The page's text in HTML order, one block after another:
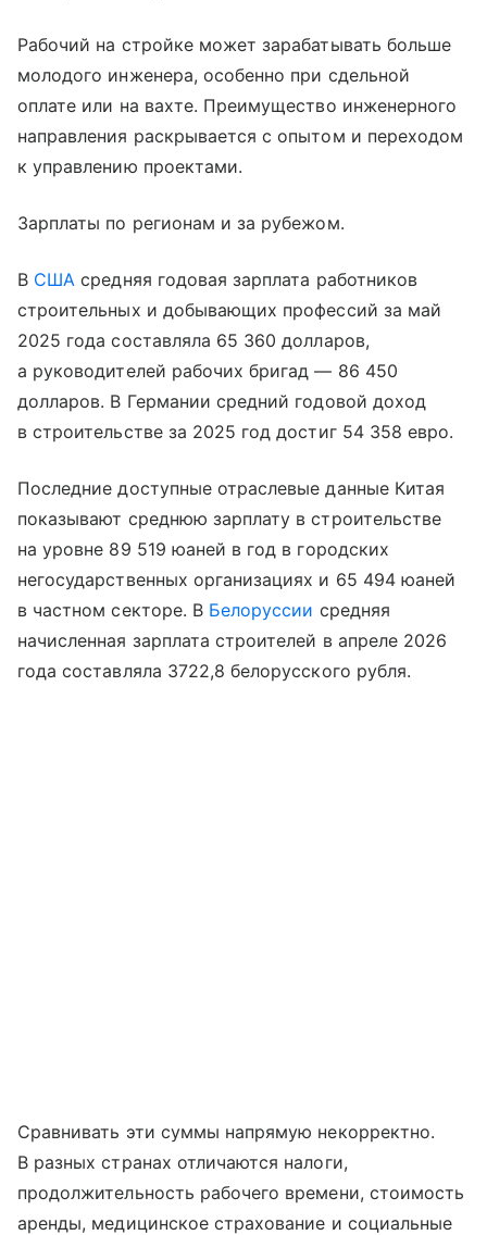
Рабочий на стройке может зарабатывать больше
молодого инженера, особенно при сдельной
оплате или на вахте. Преимущество инженерного
направления раскрывается с опытом и переходом
к управлению проектами.
Зарплаты по регионам и за рубежом.
В США средняя годовая зарплата работников
строительных и добывающих профессий за май
2025 года составляла 65 360 долларов,
а руководителей рабочих бригад — 86 450
долларов. В Германии средний годовой доход
в строительстве за 2025 год достиг 54 358 евро.
Последние доступные отраслевые данные Китая
показывают среднюю зарплату в строительстве
на уровне 89 519 юаней в год в городских
негосударственных организациях и 65 494 юаней
в частном секторе. В Белоруссии средняя
начисленная зарплата строителей в апреле 2026
года составляла 3722,8 белорусского рубля.
Сравнивать эти суммы напрямую некорректно.
В разных странах отличаются налоги,
продолжительность рабочего времени, стоимость
аренды, медицинское страхование и социальные